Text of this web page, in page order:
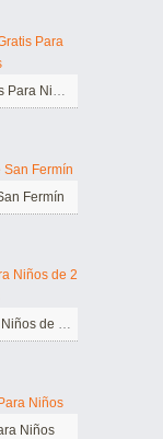
San Fermín Gratis Para Niños
Fermín
San Fermín Para Niños de 2 Años
Niños